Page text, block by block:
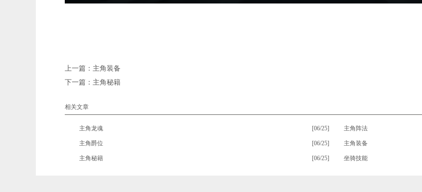
上一篇： 主角装备
下一篇： 主角秘籍
相关文章
[06/25]
主角龙魂 主角阵法
[06/25]
主角爵位 主角装备
[06/25]
主角秘籍 坐骑技能